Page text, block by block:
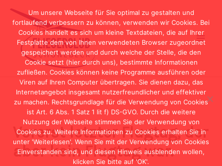
Zum
Inhalt
springen
Vorerst letzter Flugtag, der
aber kein Flugtag war.
Um unsere Webseite für Sie optimal zu gestalten und
fortlaufend verbessern zu können, verwenden wir Cookies. Bei
Cookies handelt es sich um kleine Textdateien, die auf Ihrer
Festplatte dem von Ihnen verwendeten Browser zugeordnet
gespeichert werden und durch welche der Stelle, die den
Cookie setzt (hier durch uns), bestimmte Informationen
zufließen. Cookies können keine Programme ausführen oder
Viren auf Ihren Computer übertragen. Sie dienen dazu, das
Internetangebot insgesamt nutzerfreundlicher und effektiver
zu machen. Rechtsgrundlage für die Verwendung von Cookies
ist Art. 6 Abs. 1 Satz 1 lit f) DS-GVO. Durch die weitere
Nutzung der Webseite stimmen Sie der Verwendung von
Cookies zu. Weitere Informationen zu Cookies erhalten Sie in
unter 'Weiterlesen'. Wenn Sie mit der Verwendung von Cookies
Einverstanden sind, und diesen Hinweis ausblenden wollen,
klicken Sie bitte auf 'OK'.